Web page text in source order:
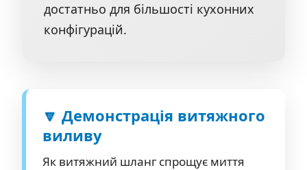
достатньо для більшості кухонних
конфігурацій.
🔽 Демонстрація витяжного
виливу
Як витяжний шланг спрощує миття